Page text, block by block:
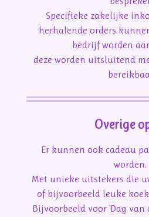
Specifieke zakelijke
herhalende orders
bedrijf worden
deze worden uitsluitend
Overige
Er kunnen ook cadeau
worden.
Met unieke uitstekers die
of bijvoorbeeld leuke
Bijvoorbeeld voor 'Dag van